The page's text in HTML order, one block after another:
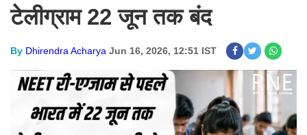
टेलीग्राम 22 जून तक बंद
By Dhirendra Acharya Jun 16, 2026, 12:51 IST